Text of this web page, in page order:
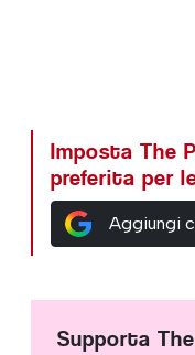
Imposta The
preferita per
Aggiungi
Supporta